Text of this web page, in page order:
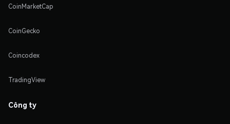
CoinMarketCap
CoinGecko
Coincodex
TradingView
Công ty